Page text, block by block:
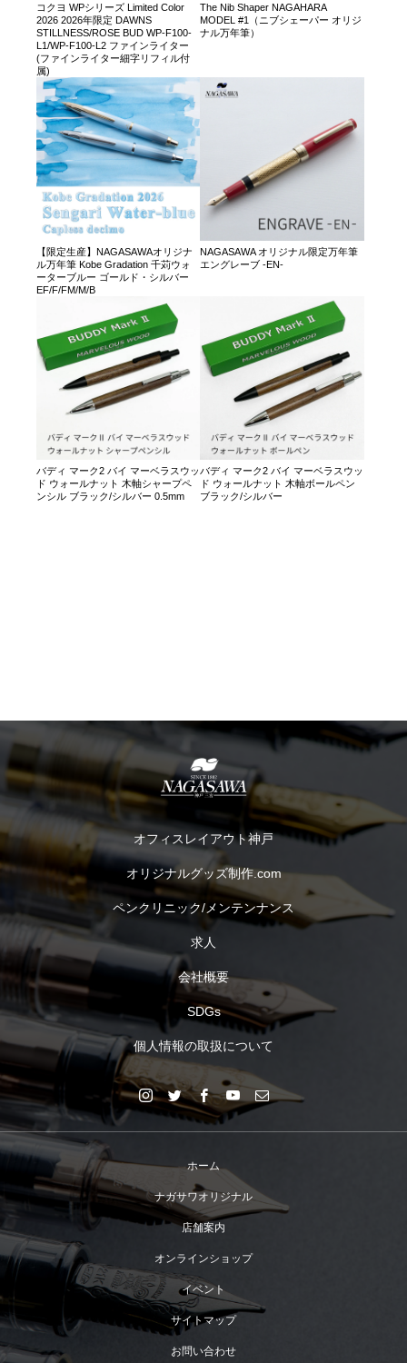
コクヨ WPシリーズ Limited Color
2026 2026年限定 DAWNS
STILLNESS/ROSE BUD WP-F100-
L1/WP-F100-L2 ファインライター
(ファインライター細字リフィル付
属)
The Nib Shaper NAGAHARA
MODEL #1（ニブシェーパー オリジ
ナル万年筆）
【限定生産】NAGASAWAオリジナ
ル万年筆 Kobe Gradation 千苅ウォ
ーターブルー ゴールド・シルバー
EF/F/FM/M/B
NAGASAWA オリジナル限定万年筆
エングレーブ -EN-
バディ マーク2 バイ マーベラスウッ
ド ウォールナット 木軸シャープペ
ンシル ブラック/シルバー 0.5mm
バディ マーク2 バイ マーベラスウッ
ド ウォールナット 木軸ボールペン
ブラック/シルバー
オフィスレイアウト神戸
オリジナルグッズ制作.com
ペンクリニック/メンテンナンス
求人
会社概要
SDGs
個人情報の取扱について
ホーム
ナガサワオリジナル
店舗案内
オンラインショップ
イベント
サイトマップ
お問い合わせ